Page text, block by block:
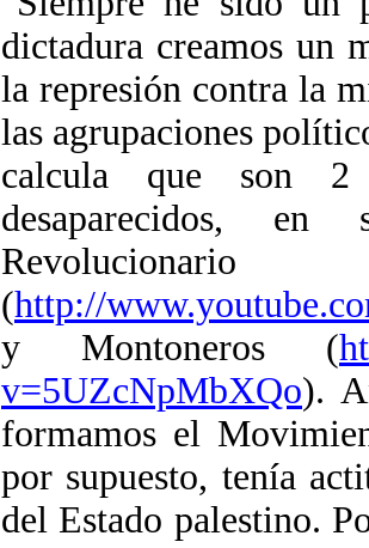
dictadura creamos un
la represión contra la
las agrupaciones
calcula que son
desaparecidos,
(http://
y Montoneros (
v=5UZcNpMbXQo).
formamos el
por supuesto, tenía
del Estado palestino.